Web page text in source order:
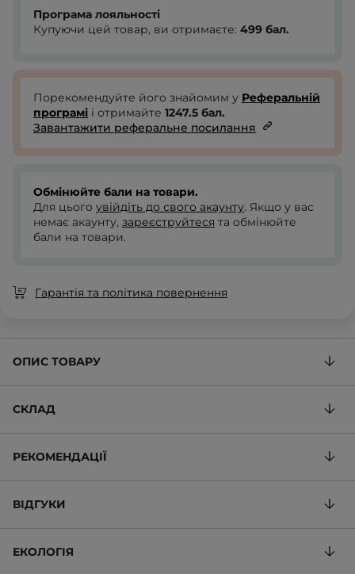
Програма лояльності
Купуючи цей товар, ви отримаєте: 499 бал.
Порекомендуйте його знайомим у Реферальній
програмі і отримайте 1247.5 бал.
Завантажити реферальне посилання
Обмінюйте бали на товари.
Для цього увійдіть до свого акаунту. Якщо у вас
немає акаунту, зареєструйтеся та обмінюйте
бали на товари.
Гарантія та політика повернення
ОПИС ТОВАРУ
СКЛАД
РЕКОМЕНДАЦІЇ
ВІДГУКИ
ЕКОЛОГІЯ